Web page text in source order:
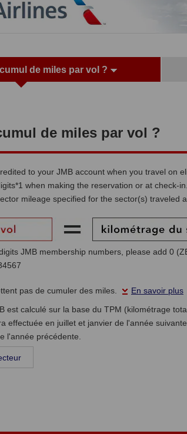
de miles par vol ?
de miles par vol ?
to your JMB account when you travel on
when making the reservation or at check-
mileage specified for the sector(s) traveled
JMB membership numbers, please add 0
pas de cumuler des miles.
En savoir plus
est calculé sur la base du TPM (kilométrage
effectuée en juillet et janvier de l'année
l'année précédente.